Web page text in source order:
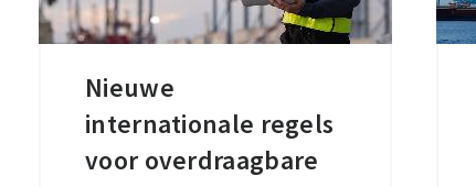
Nieuwe
internationale regels
voor overdraagbare
Nieuwe
internationale
regels